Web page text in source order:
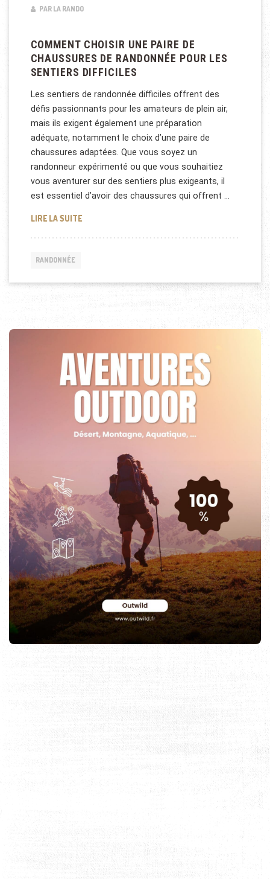
PAR LA RANDO
COMMENT CHOISIR UNE PAIRE DE
CHAUSSURES DE RANDONNÉE POUR LES
SENTIERS DIFFICILES
Les sentiers de randonnée difficiles offrent des
défis passionnants pour les amateurs de plein air,
mais ils exigent également une préparation
adéquate, notamment le choix d’une paire de
chaussures adaptées. Que vous soyez un
randonneur expérimenté ou que vous souhaitiez
vous aventurer sur des sentiers plus exigeants, il
est essentiel d’avoir des chaussures qui offrent …
LIRE LA SUITECOMMENT CHOISIR UNE PAIRE DE CHAUSSURES
RANDONNÉE